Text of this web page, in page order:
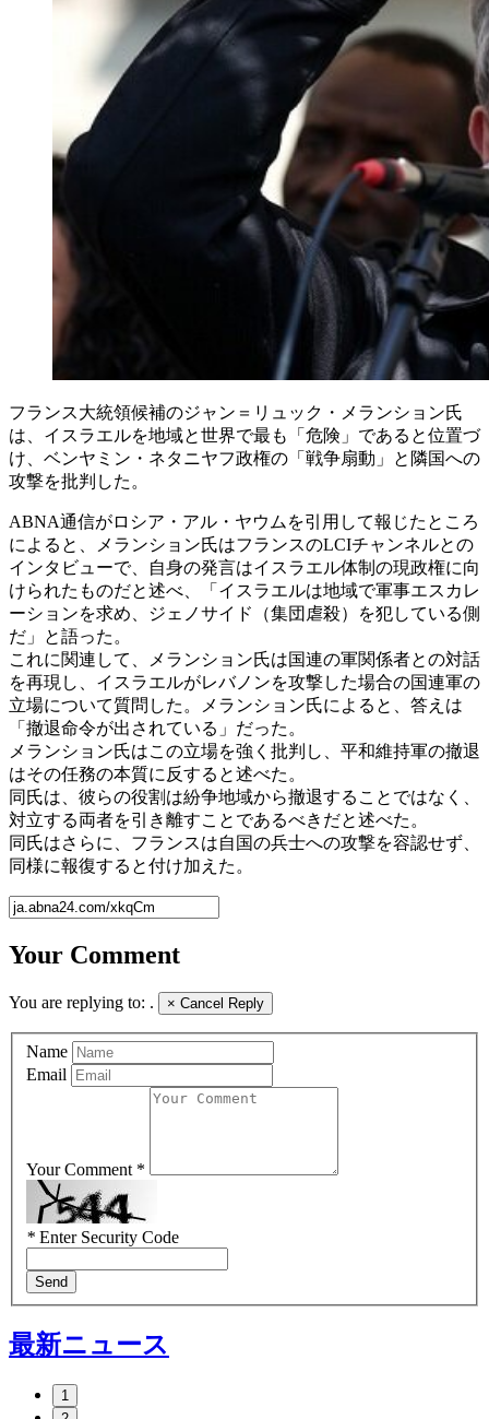
フランス大統領候補のジャン＝リュック・メランション氏
は、イスラエルを地域と世界で最も「危険」であると位置づ
け、ベンヤミン・ネタニヤフ政権の「戦争扇動」と隣国への
攻撃を批判した。
ABNA通信がロシア・アル・ヤウムを引用して報じたところ
によると、メランション氏はフランスのLCIチャンネルとの
インタビューで、自身の発言はイスラエル体制の現政権に向
けられたものだと述べ、「イスラエルは地域で軍事エスカレ
ーションを求め、ジェノサイド（集団虐殺）を犯している側
だ」と語った。
これに関連して、メランション氏は国連の軍関係者との対話
を再現し、イスラエルがレバノンを攻撃した場合の国連軍の
立場について質問した。メランション氏によると、答えは
「撤退命令が出されている」だった。
メランション氏はこの立場を強く批判し、平和維持軍の撤退
はその任務の本質に反すると述べた。
同氏は、彼らの役割は紛争地域から撤退することではなく、
対立する両者を引き離すことであるべきだと述べた。
同氏はさらに、フランスは自国の兵士への攻撃を容認せず、
同様に報復すると付け加えた。
Your Comment
You are replying to: . × Cancel Reply
Name
Email
Your Comment *
* Enter Security Code
Send
最新ニュース
1